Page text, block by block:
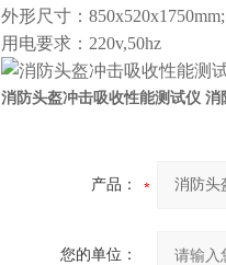
外形尺寸：850x520x1750mm;
用电要求：220v,50hz
消防头盔冲击吸收性能测试仪 消
产品：
您的单位：